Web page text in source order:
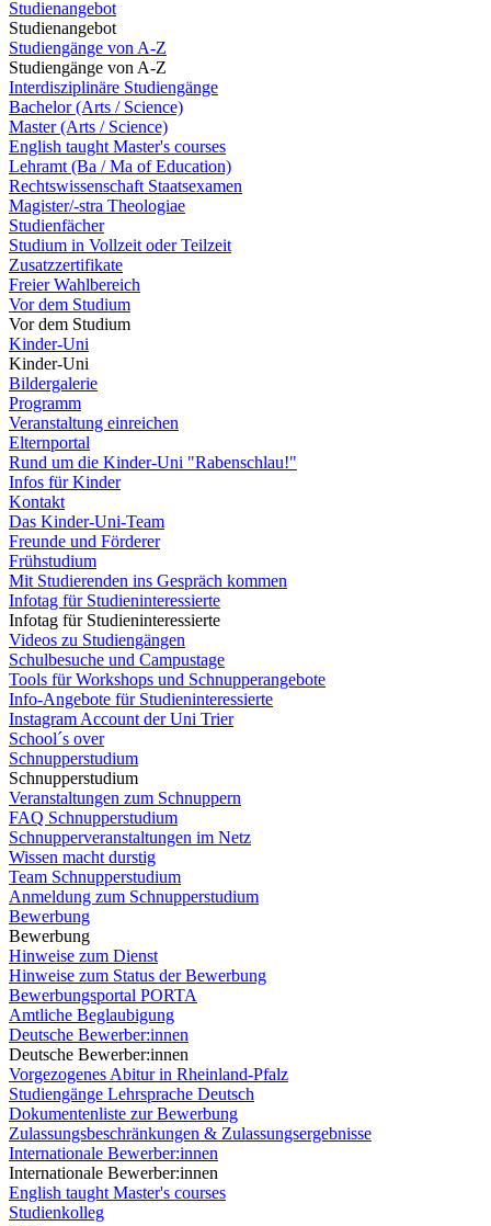
Studienangebot
Studienangebot
Studiengänge von A-Z
Studiengänge von A-Z
Interdisziplinäre Studiengänge
Bachelor (Arts / Science)
Master (Arts / Science)
English taught Master's courses
Lehramt (Ba / Ma of Education)
Rechtswissenschaft Staatsexamen
Magister/-stra Theologiae
Studienfächer
Studium in Vollzeit oder Teilzeit
Zusatzzertifikate
Freier Wahlbereich
Vor dem Studium
Vor dem Studium
Kinder-Uni
Kinder-Uni
Bildergalerie
Programm
Veranstaltung einreichen
Elternportal
Rund um die Kinder-Uni "Rabenschlau!"
Infos für Kinder
Kontakt
Das Kinder-Uni-Team
Freunde und Förderer
Frühstudium
Mit Studierenden ins Gespräch kommen
Infotag für Studieninteressierte
Infotag für Studieninteressierte
Videos zu Studiengängen
Schulbesuche und Campustage
Tools für Workshops und Schnupperangebote
Info-Angebote für Studieninteressierte
Instagram Account der Uni Trier
School´s over
Schnupperstudium
Schnupperstudium
Veranstaltungen zum Schnuppern
FAQ Schnupperstudium
Schnupperveranstaltungen im Netz
Wissen macht durstig
Team Schnupperstudium
Anmeldung zum Schnupperstudium
Bewerbung
Bewerbung
Hinweise zum Dienst
Hinweise zum Status der Bewerbung
Bewerbungsportal PORTA
Amtliche Beglaubigung
Deutsche Bewerber:innen
Deutsche Bewerber:innen
Vorgezogenes Abitur in Rheinland-Pfalz
Studiengänge Lehrsprache Deutsch
Dokumentenliste zur Bewerbung
Zulassungsbeschränkungen & Zulassungsergebnisse
Internationale Bewerber:innen
Internationale Bewerber:innen
English taught Master's courses
Studienkolleg